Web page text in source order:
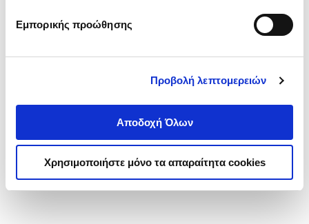
Εμπορικής προώθησης
Προβολή λεπτομερειών
Αποδοχή Όλων
Χρησιμοποιήστε μόνο τα απαραίτητα cookies